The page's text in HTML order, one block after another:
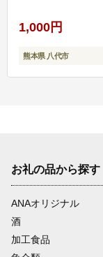
1,000円
熊本県 八代市
お礼の品から探す
ANAオリジナル
酒
加工食品